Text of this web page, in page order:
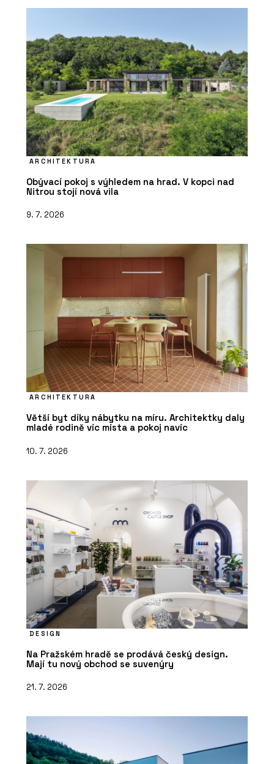
ARCHITEKTURA
Obývací pokoj s výhledem na hrad. V kopci nad
Nitrou stojí nová vila
9. 7. 2026
ARCHITEKTURA
Větší byt díky nábytku na míru. Architektky daly
mladé rodině víc místa a pokoj navíc
10. 7. 2026
DESIGN
Na Pražském hradě se prodává český design.
Mají tu nový obchod se suvenýry
21. 7. 2026